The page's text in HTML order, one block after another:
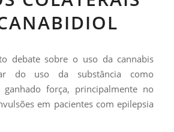
debate sobre o uso da cannabis
do uso da substância como
ganhado força, principalmente no
em pacientes com epilepsia